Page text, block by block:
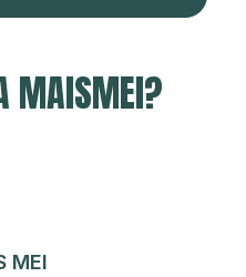
MAISMEI?
MEI